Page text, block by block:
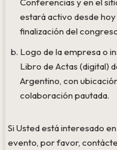
estará activo desde
finalización del
Logo de la empresa o
Libro de Actas (digital)
Argentino, con
colaboración pautada.
Si Usted está interesado
evento, por favor,